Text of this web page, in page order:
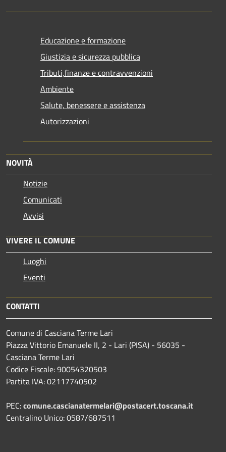
Educazione e formazione
Giustizia e sicurezza pubblica
Tributi,finanze e contravvenzioni
Ambiente
Salute, benessere e assistenza
Autorizzazioni
NOVITÀ
Notizie
Comunicati
Avvisi
VIVERE IL COMUNE
Luoghi
Eventi
CONTATTI
Comune di Casciana Terme Lari
Piazza Vittorio Emanuele II, 2 - Lari (PISA) - 56035 -
Casciana Terme Lari
Codice Fiscale: 90054320503
Partita IVA: 02117740502
PEC:comune.cascianatermelari@postacert.toscana.it
Centralino Unico: 0587/687511